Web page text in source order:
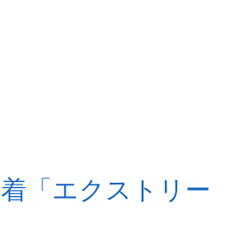
「エクストリー